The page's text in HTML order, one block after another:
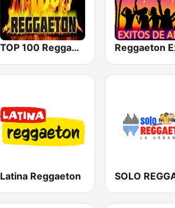
TOP 100 Reggaeton Exitos del Momento Radio
Latina Reggaeton